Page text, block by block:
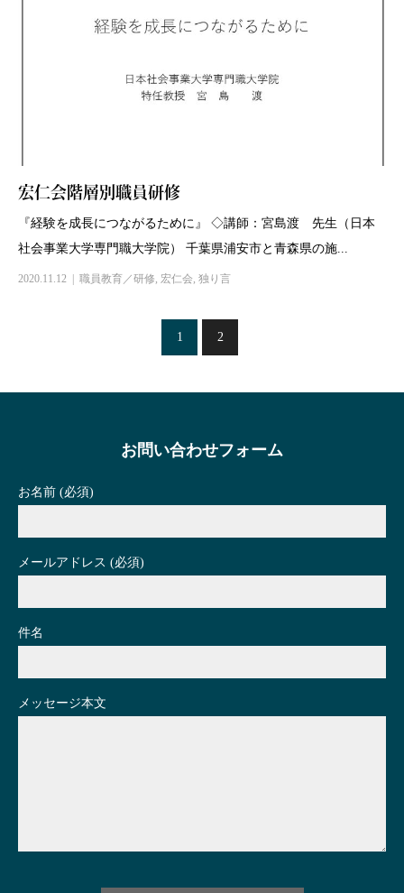
宏仁会階層別職員研修
『経験を成長につながるために』 ◇講師：宮島渡 先生（日本
社会事業大学専門職大学院） 千葉県浦安市と青森県の施...
2020.11.12 職員教育／研修 宏仁会 独り言
1 2
お問い合わせフォーム
お名前 (必須)
メールアドレス (必須)
件名
メッセージ本文